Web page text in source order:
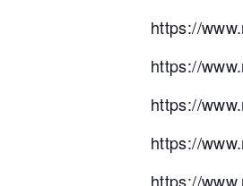
https://
https://
https://
https://
https://